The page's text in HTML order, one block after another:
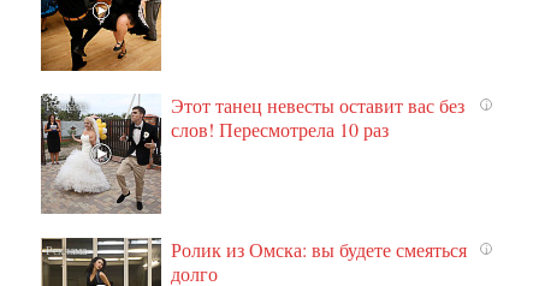
i
Этот танец невесты оставит вас без
слов! Пересмотрела 10 раз
i
Ролик из Омска: вы будете смеяться
долго